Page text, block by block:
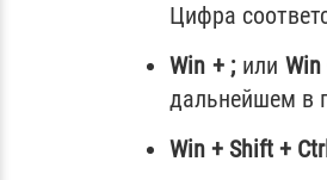
Цифра
Win + ;или
дальнейшем в
Win + Shift +